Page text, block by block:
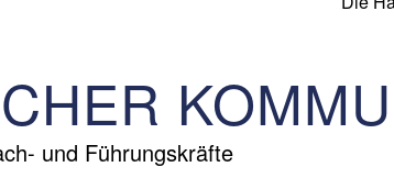
und Führungskräfte